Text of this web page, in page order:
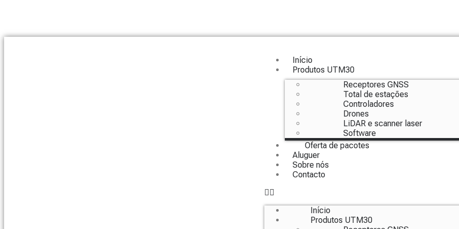
Início
Produtos UTM30
Receptores GNSS
Total de estações
Controladores
Drones
LiDAR e scanner laser
Software
Oferta de pacotes
Aluguer
Sobre nós
Contacto
Início
Produtos UTM30